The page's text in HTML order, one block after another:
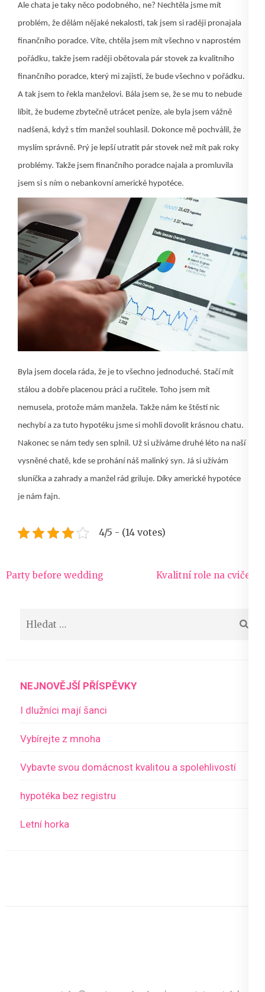
Ale chata je taky něco podobného, ne? Nechtěla jsme mít
problém, že dělám nějaké nekalosti, tak jsem si raději pronajala
finančního poradce. Víte, chtěla jsem mít všechno v naprostém
pořádku, takže jsem raději obětovala pár stovek za kvalitního
finančního poradce, který mi zajistí, že bude všechno v pořádku.
A tak jsem to řekla manželovi. Bála jsem se, že se mu to nebude
líbit, že budeme zbytečně utrácet peníze, ale byla jsem vážně
nadšená, když s tím manžel souhlasil. Dokonce mě pochválil, že
myslím správně. Prý je lepší utratit pár stovek než mít pak roky
problémy. Takže jsem finančního poradce najala a promluvila
jsem si s ním o nebankovní americké hypotéce.
Byla jsem docela ráda, že je to všechno jednoduché. Stačí mít
stálou a dobře placenou práci a ručitele. Toho jsem mít
nemusela, protože mám manžela. Takže nám ke štěstí nic
nechybí a za tuto hypotéku jsme si mohli dovolit krásnou chatu.
Nakonec se nám tedy sen splnil. Už si užíváme druhé léto na naší
vysněné chatě, kde se prohání náš malinký syn. Já si užívám
sluníčka a zahrady a manžel rád griluje. Díky americké hypotéce
je nám fajn.
4/5 - (14 votes)
Navigace
Party before wedding Kvalitní role na cvičení
NEJNOVĚJŠÍ PŘÍSPĚVKY
I dlužníci mají šanci
Vybírejte z mnoha
Vybavte svou domácnost kvalitou a spolehlivostí
hypotéka bez registru
Letní horka